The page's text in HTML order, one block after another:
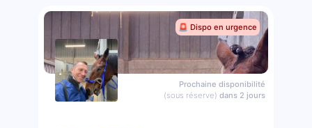
🚨 Dispo en urgence
Prochaine disponibilité
(sous réserve) dans 2 jours